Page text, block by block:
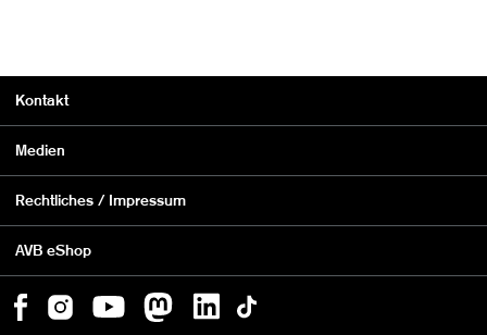
Kontakt
Medien
Rechtliches / Impressum
AVB eShop